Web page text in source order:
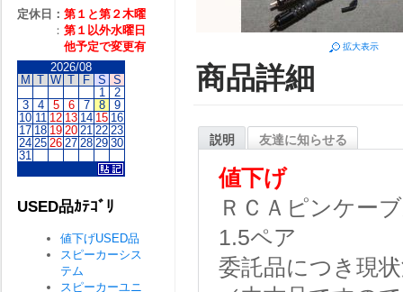
拡大表示
商品詳細
説明 友達に知らせる
値下げ
ＲＣＡピンケー
1.5ペア
委託品につき現
定休日： 第１と第２木曜
： 第１以外水曜日
他予定で変更有
2026/08
M T W T F S S
1
2
3
4 5 6 7 8
9
10 11 12 13 14 15 16
17 18 19 20 21 22 23
24 25 26 27 28 29 30
31
USED品ｶﾃｺﾞﾘ
値下げUSED品
スピーカーシス
テム
スピーカーユニ